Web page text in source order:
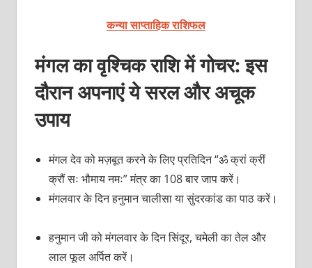
कन्या साप्ताहिक राशिफल
मंगल का वृश्चिक राशि में गोचर: इस
दौरान अपनाएं ये सरल और अचूक
उपाय
मंगल देव को मज़बूत करने के लिए प्रतिदिन “ॐ क्रां क्रीं
क्रौं सः भौमाय नमः” मंत्र का 108 बार जाप करें।
मंगलवार के दिन हनुमान चालीसा या सुंदरकांड का पाठ करें।
हनुमान जी को मंगलवार के दिन सिंदूर, चमेली का तेल और
लाल फूल अर्पित करें।